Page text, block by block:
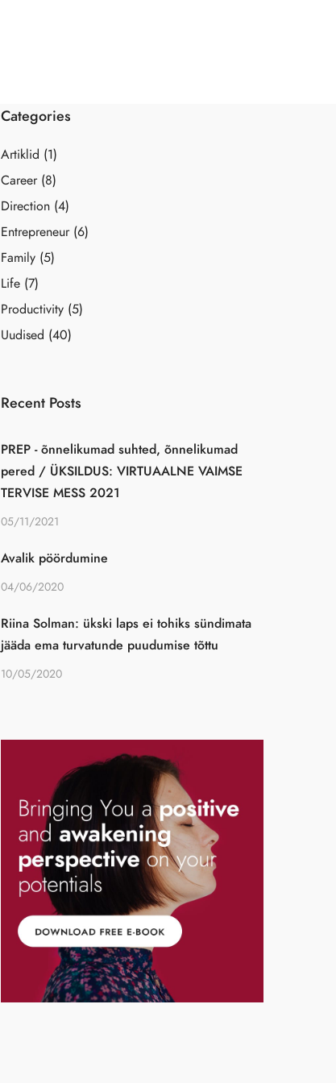
Categories
Artiklid (1)
Career(8)
Direction (4)
Entrepreneur(6)
Family (5)
Life (7)
Productivity (5)
Uudised (40)
Recent Posts
PREP - õnnelikumad suhted, õnnelikumad
pered / ÜKSILDUS: VIRTUAALNE VAIMSE
TERVISE MESS 2021
05/11/2021
Avalik pöördumine
04/06/2020
Riina Solman: ükski laps ei tohiks sündimata
jääda ema turvatunde puudumise tõttu
10/05/2020